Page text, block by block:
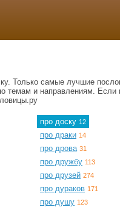
Только самые лучшие
темам и направлениям.
про доску 12
про драки 14
про дрова 31
про дружбу 113
про друзей 274
про дураков 171
про душу 123